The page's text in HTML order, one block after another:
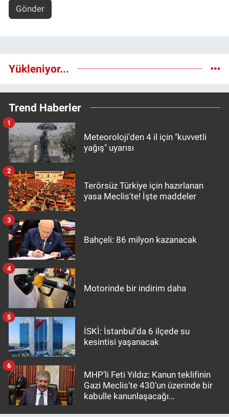
Gönder
Yükleniyor...
Trend Haberler
Meteoroloji'den 4 il için "kuvvetli
yağış" uyarısı
1
Terörsüz Türkiye için hazırlanan
yasa Meclis'te! İşte maddeler
2
Bahçeli: 86 milyon kazanacak
3
Motorinde bir indirim daha
4
İSKİ: İstanbul'da 6 ilçede su
kesintisi yaşanacak
5
MHP’li Feti Yıldız: Kanun teklifinin
Gazi Meclis'te 430’un üzerinde bir
kabulle kanunlaşacağı
6